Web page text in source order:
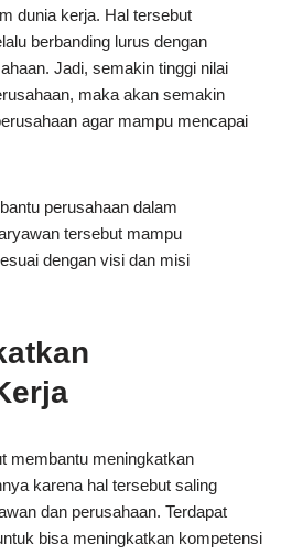
dunia kerja. Hal tersebut
berbanding lurus dengan
Jadi, semakin tinggi nilai
maka akan semakin
agar mampu mencapai
perusahaan dalam
tersebut mampu
dengan visi dan misi
membantu meningkatkan
karena hal tersebut saling
dan perusahaan. Terdapat
bisa meningkatkan kompetensi